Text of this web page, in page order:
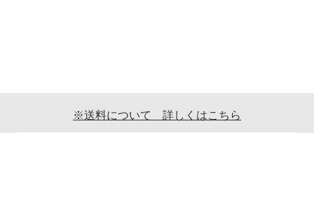
※送料について 詳しくはこちら